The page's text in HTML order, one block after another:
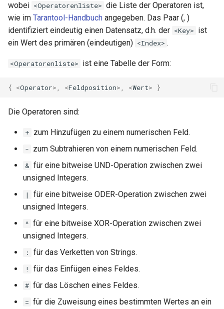
var
vod
vts
waf
wasm-wasmtime
webp
xslt
zstd
wobei <Operatorenliste> die Liste der Operatoren ist,
wie im Tarantool-Handbuch angegeben. Das Paar (, )
identifiziert eindeutig einen Datensatz, d.h. der <Key> ist
ein Wert des primären (eindeutigen) <Index> .
<Operatorenliste> ist eine Tabelle der Form:
{ <Operator> <Feldposition> <Wert> }
Die Operatoren sind:
+ zum Hinzufügen zu einem numerischen Feld.
- zum Subtrahieren von einem numerischen Feld.
& für eine bitweise UND-Operation zwischen zwei
unsigned Integers.
|
für eine bitweise ODER-Operation zwischen zwei
unsigned Integers.
^ für eine bitweise XOR-Operation zwischen zwei
unsigned Integers.
: für das Verketten von Strings.
! für das Einfügen eines Feldes.
# für das Löschen eines Feldes.
= für die Zuweisung eines bestimmten Wertes an ein